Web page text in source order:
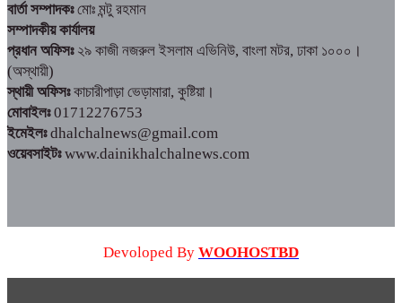
বার্তা সম্পাদকঃমোঃ মন্টু রহমান
সম্পাদকীয় কার্যালয়
প্রধান অফিসঃ২৯ কাজী নজরুল ইসলাম এভিনিউ, বাংলা মটর, ঢাকা ১০০০।
(অস্থায়ী)
স্থায়ী অফিসঃকাচারীপাড়া ভেড়ামারা, কুষ্টিয়া।
মোবাইলঃ01712276753
ইমেইলঃdhalchalnews@gmail.com
ওয়েবসাইটঃwww.dainikhalchalnews.com
Devoloped By WOOHOSTBD